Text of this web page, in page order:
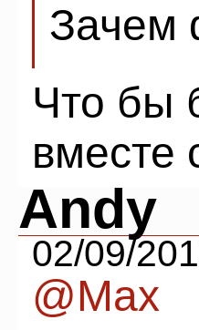
Зачем
Что бы
вместе
Andy
02/09/
@Max